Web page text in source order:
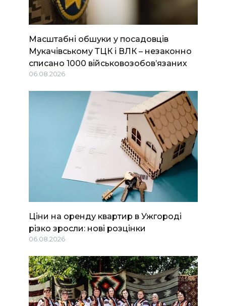
Масштабні обшуки у посадовців
Мукачівському ТЦК і ВЛК – незаконно
списано 1000 військовозобов’язаних
06.08.2026
Ціни на оренду квартир в Ужгороді
різко зросли: нові розцінки
06.08.2026